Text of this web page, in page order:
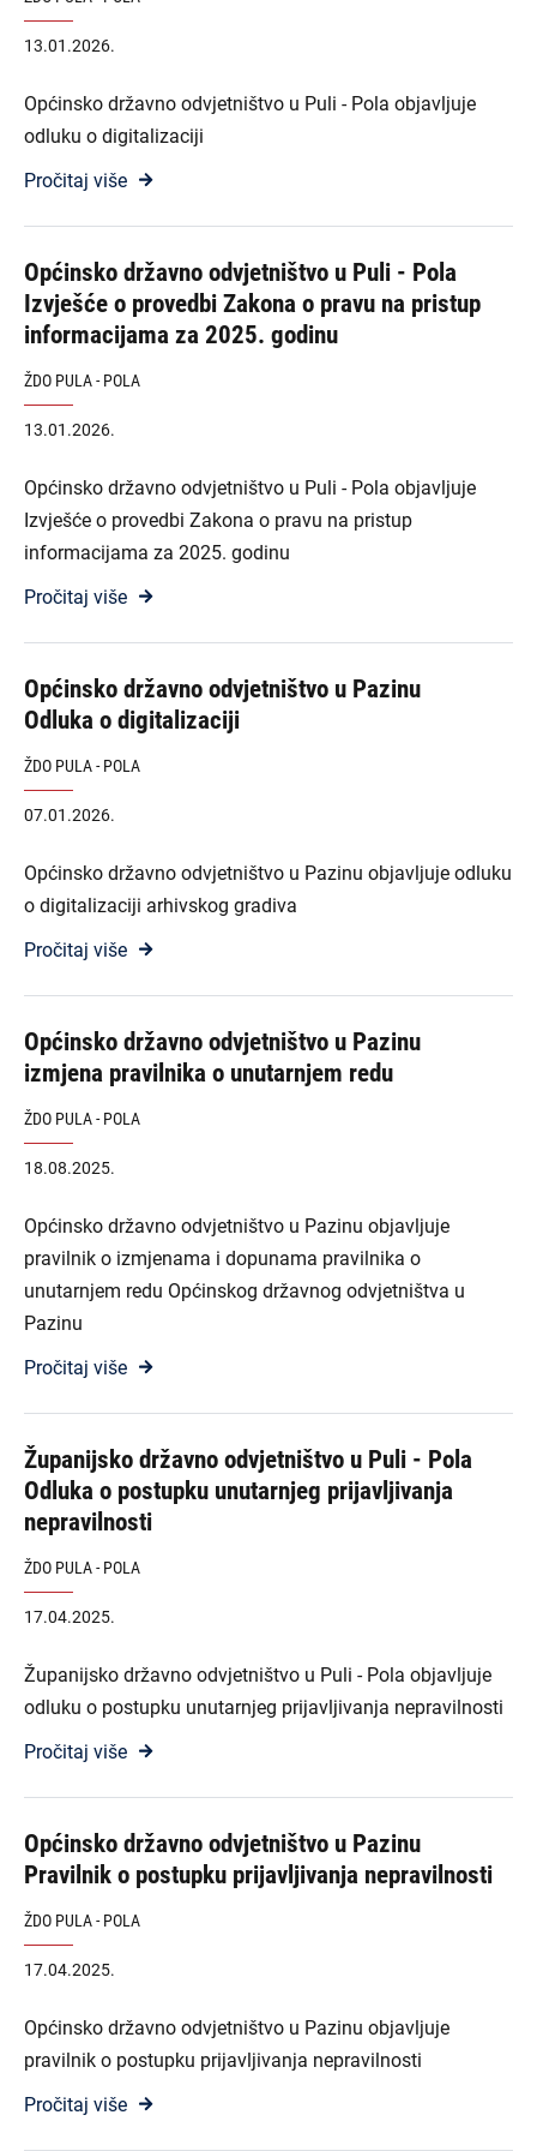
13.01.2026.
Općinsko državno odvjetništvo u Puli - Pola objavljuje
odluku o digitalizaciji
Pročitaj više
Općinsko državno odvjetništvo u Puli - Pola
Izvješće o provedbi Zakona o pravu na pristup
informacijama za 2025. godinu
ŽDO PULA - POLA
13.01.2026.
Općinsko državno odvjetništvo u Puli - Pola objavljuje
Izvješće o provedbi Zakona o pravu na pristup
informacijama za 2025. godinu
Pročitaj više
Općinsko državno odvjetništvo u Pazinu
Odluka o digitalizaciji
ŽDO PULA - POLA
07.01.2026.
Općinsko državno odvjetništvo u Pazinu objavljuje odluku
o digitalizaciji arhivskog gradiva
Pročitaj više
Općinsko državno odvjetništvo u Pazinu
izmjena pravilnika o unutarnjem redu
ŽDO PULA - POLA
18.08.2025.
Općinsko državno odvjetništvo u Pazinu objavljuje
pravilnik o izmjenama i dopunama pravilnika o
unutarnjem redu Općinskog državnog odvjetništva u
Pazinu
Pročitaj više
Županijsko državno odvjetništvo u Puli - Pola
Odluka o postupku unutarnjeg prijavljivanja
nepravilnosti
ŽDO PULA - POLA
17.04.2025.
Županijsko državno odvjetništvo u Puli - Pola objavljuje
odluku o postupku unutarnjeg prijavljivanja nepravilnosti
Pročitaj više
Općinsko državno odvjetništvo u Pazinu
Pravilnik o postupku prijavljivanja nepravilnosti
ŽDO PULA - POLA
17.04.2025.
Općinsko državno odvjetništvo u Pazinu objavljuje
pravilnik o postupku prijavljivanja nepravilnosti
Pročitaj više